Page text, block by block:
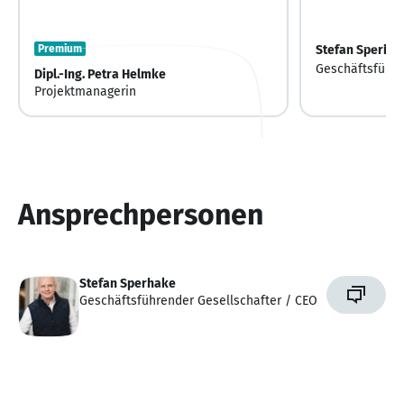
Premium
Dipl.-Ing. Petra Helmke
Projektmanagerin
Stefan
Ansprechpersonen
Stefan Sperhake
Geschäftsführender Gesellschafter / CEO